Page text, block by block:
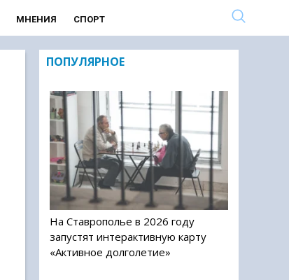
МНЕНИЯ СПОРТ
ПОПУЛЯРНОЕ
На Ставрополье в 2026 году
запустят интерактивную карту
«Активное долголетие»